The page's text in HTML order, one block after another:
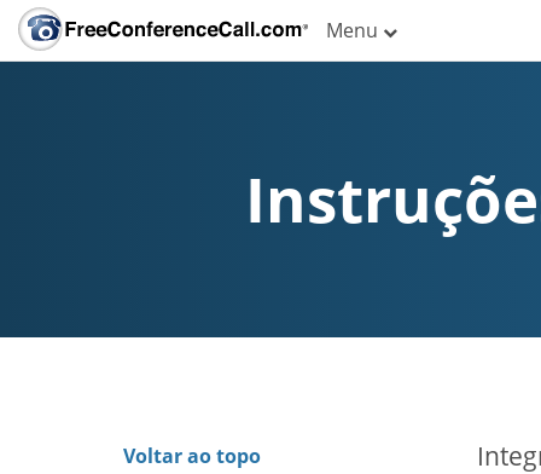
Menu
Voltar ao topo